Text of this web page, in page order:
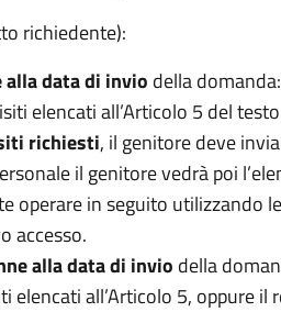
richiedente):
data di invio della
elencati all’Articolo 5 del
richiesti, il genitore deve
il genitore vedrà poi
operare in seguito utilizzando
accesso.
alla data di invio della
elencati all’Articolo 5, oppure il